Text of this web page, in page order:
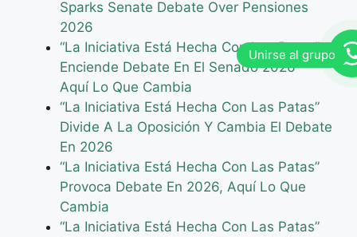
Sparks Senate Debate Over Pensiones
2026
“La Iniciativa Está Hecha Con Las Patas”
Enciende Debate En El Senado 2026 –
Aquí Lo Que Cambia
“La Iniciativa Está Hecha Con Las Patas”
Divide A La Oposición Y Cambia El Debate
En 2026
“La Iniciativa Está Hecha Con Las Patas”
Provoca Debate En 2026, Aquí Lo Que
Cambia
“La Iniciativa Está Hecha Con Las Patas”